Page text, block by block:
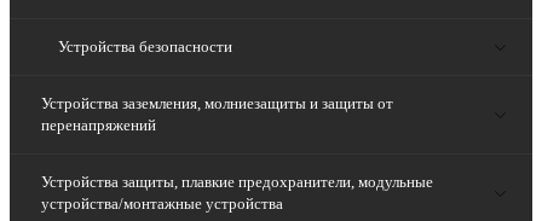
Устройства безопасности
Устройства заземления, молниезащиты и защиты от
перенапряжений
Устройства защиты, плавкие предохранители, модульные
устройства/монтажные устройства